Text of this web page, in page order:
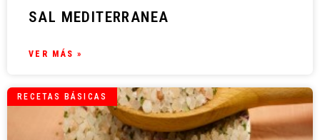
SAL MEDITERRANEA
VER MÁS »
RECETAS BÁSICAS